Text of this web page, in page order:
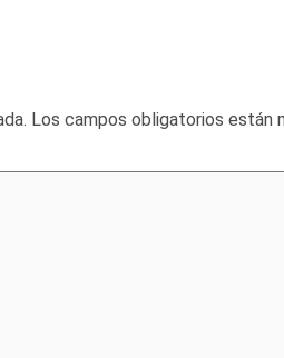
Los campos obligatorios están